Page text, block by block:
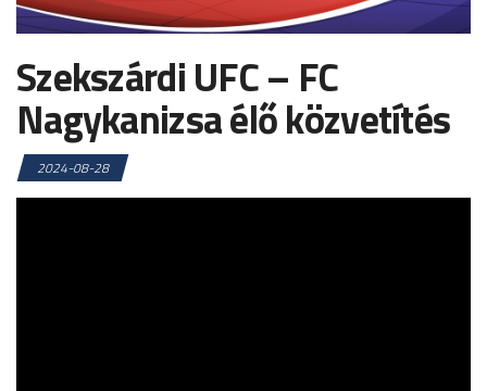
Szekszárdi UFC – FC
Nagykanizsa élő közvetítés
2024-08-28